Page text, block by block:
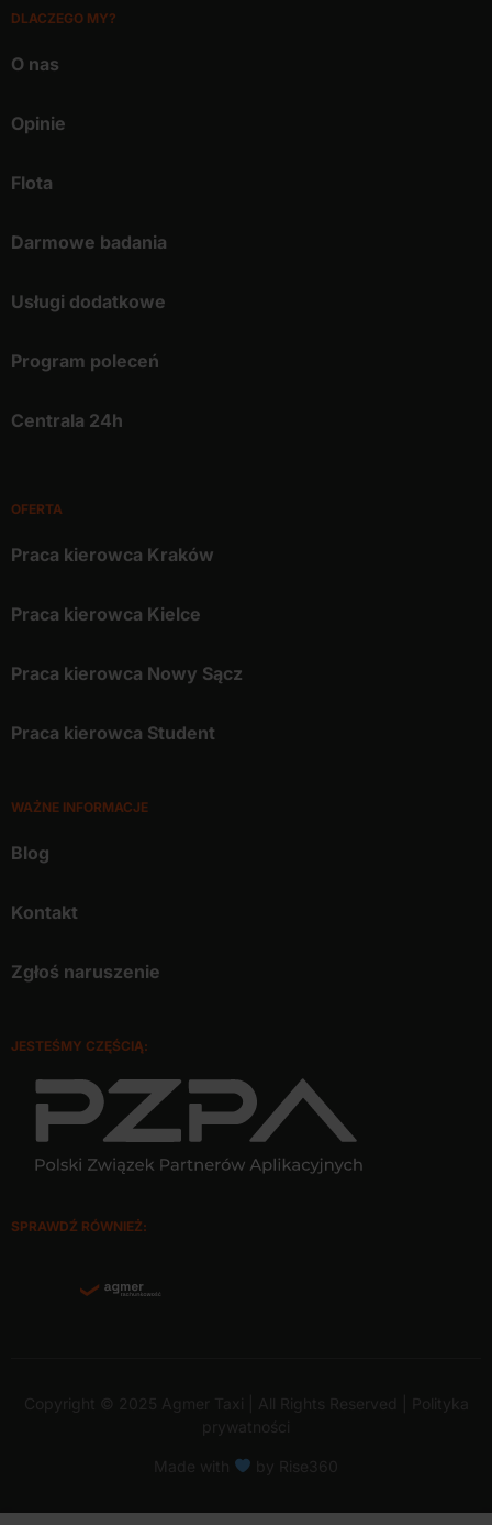
DLACZEGO MY?
O nas
Opinie
Flota
Darmowe badania
Usługi dodatkowe
Program poleceń
Centrala 24h
OFERTA
Praca kierowca Kraków
Praca kierowca Kielce
Praca kierowca Nowy Sącz
Praca kierowca Student
WAŻNE INFORMACJE
Blog
Kontakt
Zgłoś naruszenie
JESTEŚMY CZĘŚCIĄ:
SPRAWDŹ RÓWNIEŻ: